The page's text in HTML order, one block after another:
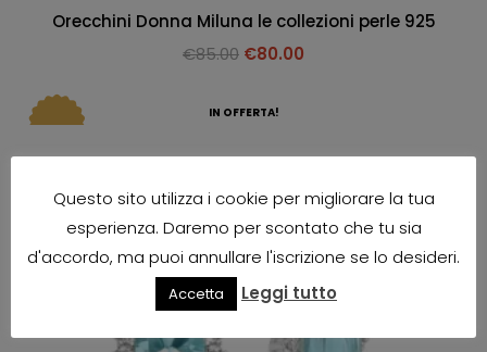
Orecchini Donna Miluna le collezioni perle 925
€85.00 €80.00
IN OFFERTA!
Questo sito utilizza i cookie per migliorare la tua
esperienza. Daremo per scontato che tu sia
d'accordo, ma puoi annullare l'iscrizione se lo desideri.
Accetta Leggi tutto